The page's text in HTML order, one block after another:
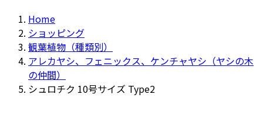
Home
ショッピング
観葉植物（種類別）
アレカヤシ、フェニックス、ケンチャヤシ（ヤシの木
の仲間）
シュロチク 10号サイズ Type2